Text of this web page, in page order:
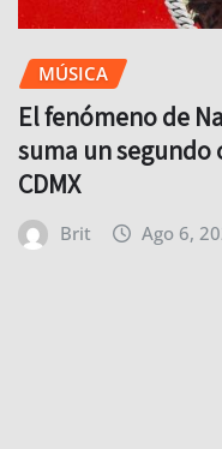
MÚSICA
El fenómeno de
suma un
CDMX
Brit Ago 6,